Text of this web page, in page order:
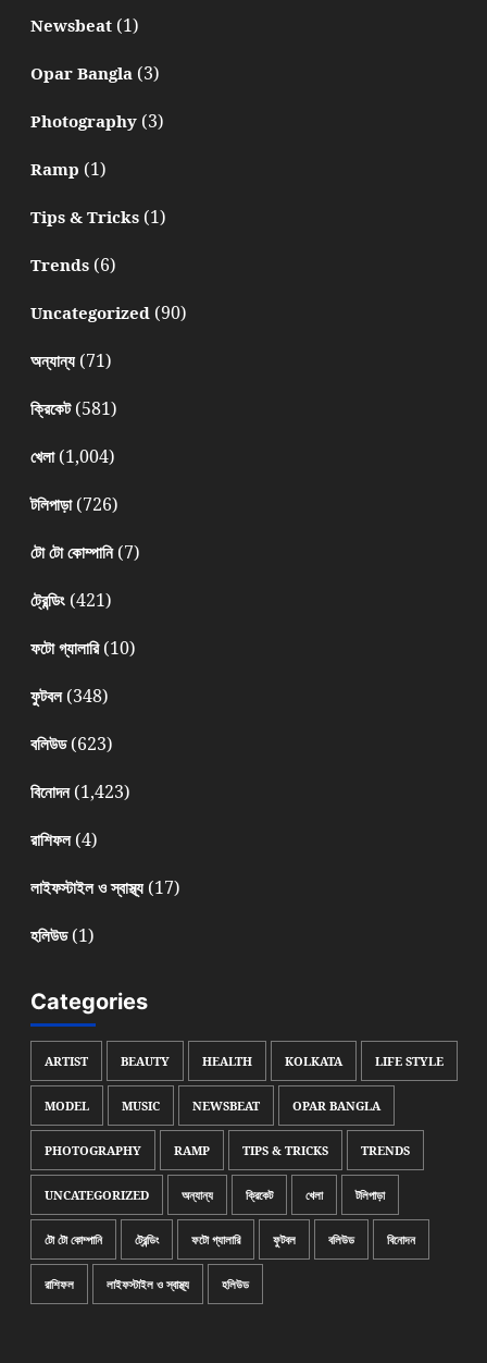
Newsbeat(1)
Opar Bangla(3)
Photography(3)
Ramp (1)
Tips & Tricks(1)
Trends(6)
Uncategorized(90)
অন্যান্য(71)
ক্রিকেট(581)
খেলা(1,004)
টলিপাড়া(726)
টো টো কোম্পানি(7)
ট্রেন্ডিং(421)
ফটো গ্যালারি(10)
ফুটবল(348)
বলিউড(623)
বিনোদন(1,423)
রাশিফল(4)
লাইফস্টাইল ও স্বাস্থ্য(17)
হলিউড(1)
Categories
ARTIST BEAUTY HEALTH KOLKATA LIFE STYLE
MODEL MUSIC NEWSBEAT OPAR BANGLA
PHOTOGRAPHY RAMP TIPS & TRICKS TRENDS
UNCATEGORIZED অন্যান্য ক্রিকেট খেলা টলিপাড়া
টো টো কোম্পানি ট্রেন্ডিং ফটো গ্যালারি ফুটবল বলিউড বিনোদন
রাশিফল লাইফস্টাইল ও স্বাস্থ্য হলিউড